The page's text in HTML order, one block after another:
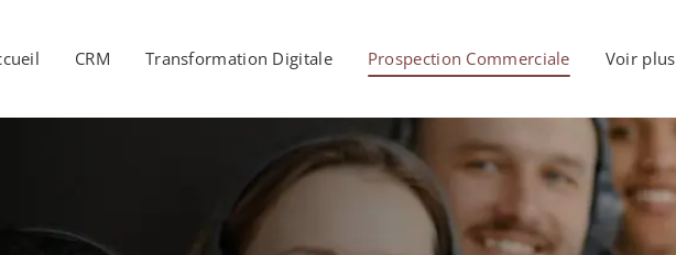
CRM Transformation Digitale Prospection Commerciale Voir plus